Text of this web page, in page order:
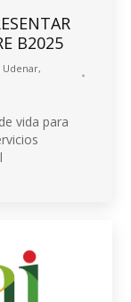
B2025
,
vida para